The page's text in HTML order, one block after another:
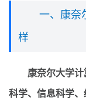
一、康奈尔
样
康奈尔大学计
科学、信息科学、